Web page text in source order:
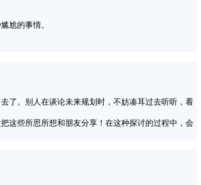
尬的事情。
了。别人在谈论未来规划时，不妨凑耳过去听听，看
这些所思所想和朋友分享！在这种探讨的过程中，会